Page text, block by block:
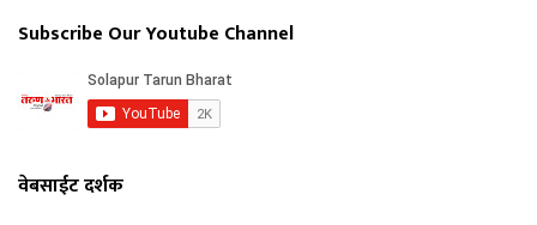
Subscribe Our Youtube Channel
वेबसाईट दर्शक